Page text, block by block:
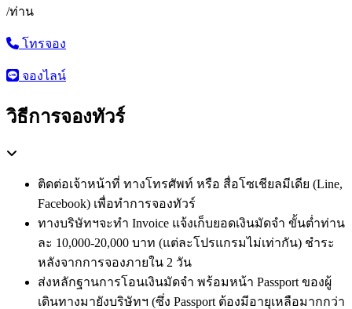
/ท่าน
โทรจอง
จองไลน์
วิธีการจองทัวร์
ติดต่อเจ้าหน้าที่ ทางโทรศัพท์ หรือ สื่อโซเชียลมีเดีย (Line,
Facebook) เพื่อทำการจองทัวร์
ทางบริษัทฯจะทำ Invoice แจ้งเก็บยอดเงินมัดจำ ขั้นต่ำท่าน
ละ 10,000-20,000 บาท (แต่ละโปรแกรมไม่เท่ากัน) ชำระ
หลังจากการจองภายใน 2 วัน
ส่งหลักฐานการโอนเงินมัดจำ พร้อมหน้า Passport ของผู้
เดินทางมายังบริษัทฯ (ซึ่ง Passport ต้องมีอายุเหลือมากกว่า